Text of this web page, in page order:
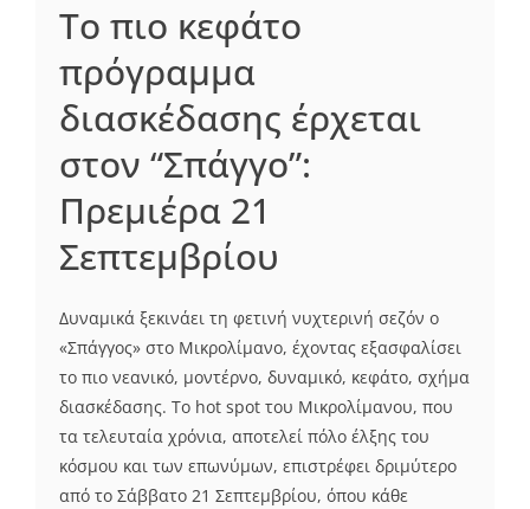
Το πιο κεφάτο
πρόγραμμα
διασκέδασης έρχεται
στον “Σπάγγο”:
Πρεμιέρα 21
Σεπτεμβρίου
Δυναμικά ξεκινάει τη φετινή νυχτερινή σεζόν ο
«Σπάγγος» στο Μικρολίμανο, έχοντας εξασφαλίσει
το πιο νεανικό, μοντέρνο, δυναμικό, κεφάτο, σχήμα
διασκέδασης. Το hot spot του Μικρολίμανου, που
τα τελευταία χρόνια, αποτελεί πόλο έλξης του
κόσμου και των επωνύμων, επιστρέφει δριμύτερο
από το Σάββατο 21 Σεπτεμβρίου, όπου κάθε